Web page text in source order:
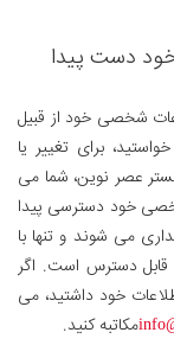
دست پیدا
شخصی خود از قبیل
برای تغییر یا
عصر نوین، شما می
خود دسترسی پیدا
می شوند و تنها با
قابل دسترس است. اگر
خود داشتید، می
مکاتبه کنید.